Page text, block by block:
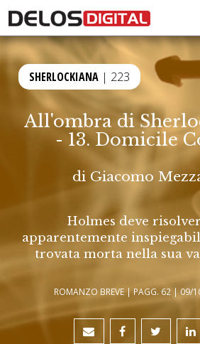
SHERLOCKIANA | 223
All'ombra di
- 13. Domicile
di Giacomo
Holmes deve
apparentemente
trovata morta nella sua
ROMANZO BREVE | PAGG. 62 | 09/